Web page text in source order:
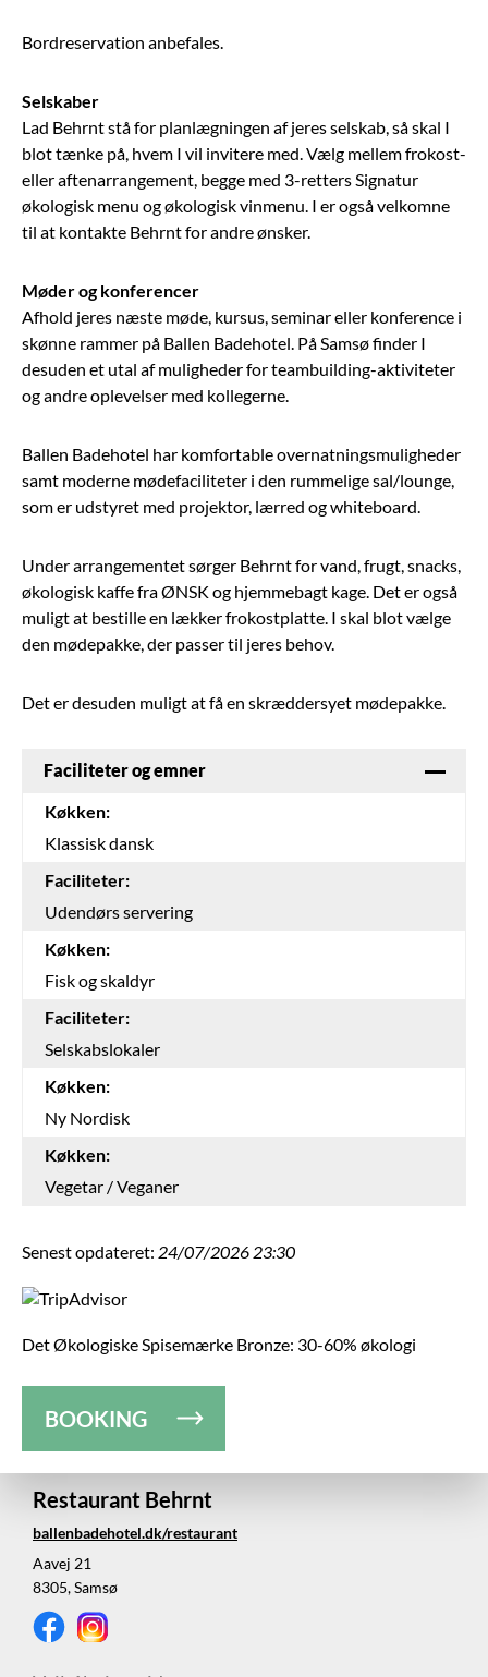
Bordreservation anbefales.
Selskaber
Lad Behrnt stå for planlægningen af jeres selskab, så skal I
blot tænke på, hvem I vil invitere med. Vælg mellem frokost-
eller aftenarrangement, begge med 3-retters Signatur
økologisk menu og økologisk vinmenu. I er også velkomne
til at kontakte Behrnt for andre ønsker.
Møder og konferencer
Afhold jeres næste møde, kursus, seminar eller konference i
skønne rammer på Ballen Badehotel. På Samsø finder I
desuden et utal af muligheder for teambuilding-aktiviteter
og andre oplevelser med kollegerne.
Ballen Badehotel har komfortable overnatningsmuligheder
samt moderne mødefaciliteter i den rummelige sal/lounge,
som er udstyret med projektor, lærred og whiteboard.
Under arrangementet sørger Behrnt for vand, frugt, snacks,
økologisk kaffe fra ØNSK og hjemmebagt kage. Det er også
muligt at bestille en lækker frokostplatte. I skal blot vælge
den mødepakke, der passer til jeres behov.
Det er desuden muligt at få en skræddersyet mødepakke.
Faciliteter og emner
Køkken:
Klassisk dansk
Faciliteter:
Udendørs servering
Køkken:
Fisk og skaldyr
Faciliteter:
Selskabslokaler
Køkken:
Ny Nordisk
Køkken:
Vegetar / Veganer
Senest opdateret: 24/07/2026 23:30
Det Økologiske Spisemærke Bronze: 30-60% økologi
BOOKING
Restaurant Behrnt
ballenbadehotel.dk/restaurant
Aavej 21
8305, Samsø